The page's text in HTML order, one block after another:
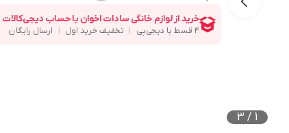
1
/
3